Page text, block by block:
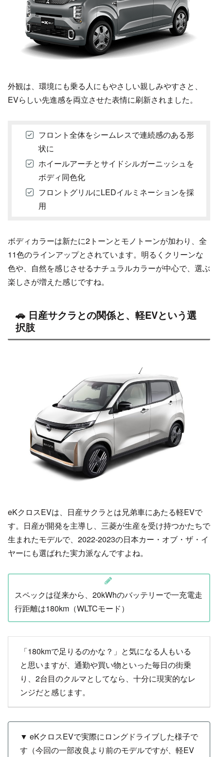
外観は、環境にも乗る人にもやさしい親しみやすさと、
EVらしい先進感を両立させた表情に刷新されました。
フロント全体をシームレスで連続感のある形
状に
ホイールアーチとサイドシルガーニッシュを
ボディ同色化
フロントグリルにLEDイルミネーションを採
用
ボディカラーは新たに2トーンとモノトーンが加わり、全
11色のラインアップとされています。明るくクリーンな
色や、自然を感じさせるナチュラルカラーが中心で、選ぶ
楽しさが増えた感じですね。
🚗 日産サクラとの関係と、軽EVという選
択肢
eKクロスEVは、日産サクラとは兄弟車にあたる軽EVで
す。日産が開発を主導し、三菱が生産を受け持つかたちで
生まれたモデルで、2022-2023の日本カー・オブ・ザ・イ
ヤーにも選ばれた実力派なんですよね。
スペックは従来から、20kWhのバッテリーで一充電走
行距離は180km（WLTCモード）
「180kmで足りるのかな？」と気になる人もいる
と思いますが、通勤や買い物といった毎日の街乗
り、2台目のクルマとしてなら、十分に現実的なレ
ンジだと感じます。
▼ eKクロスEVで実際にロングドライブした様子で
す（今回の一部改良より前のモデルですが、軽EV